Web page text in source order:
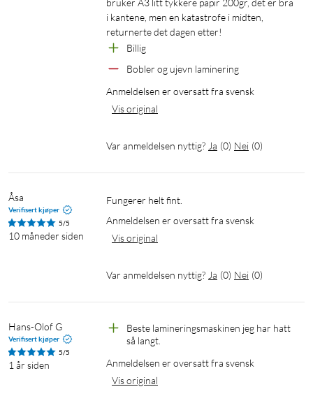
i kantene, men en katastrofe i midten,
returnerte det dagen etter!
Billig
Bobler og ujevn laminering
Anmeldelsen er oversatt fra svensk
Vis original
Var anmeldelsen nyttig? Ja (0) Nei (0)
Åsa
Verifisert kjøper
5/5
10 måneder siden
Fungerer helt fint.
Anmeldelsen er oversatt fra svensk
Vis original
Var anmeldelsen nyttig? Ja (0) Nei (0)
Hans-Olof G
Verifisert kjøper
5/5
1 år siden
Beste lamineringsmaskinen jeg har hatt
så langt.
Anmeldelsen er oversatt fra svensk
Vis original